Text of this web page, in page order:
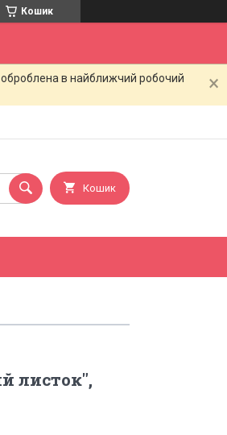
Кошик
оброблена в найближчий робочий
Кошик
листок",